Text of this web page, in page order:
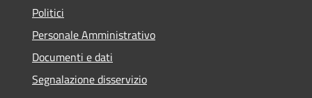
Politici
Personale Amministrativo
Documenti e dati
Segnalazione disservizio